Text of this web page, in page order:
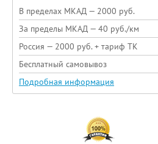
В пределах МКАД — 2000 руб.
За пределы МКАД — 40 руб./км
Россия — 2000 руб. + тариф ТК
Бесплатный самовывоз
Подробная информация